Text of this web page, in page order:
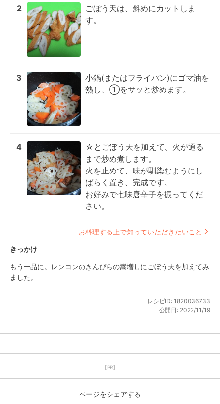
2
ごぼう天は、斜めにカットしま
す。
3
小鍋(またはフライパン)にゴマ油を
熱し、①をサッと炒めます。
4
☆とごぼう天を加えて、火が通る
まで炒め煮します。
火を止めて、味が馴染むようにし
ばらく置き、完成です。
お好みで七味唐辛子を振ってくだ
さい。
お料理する上で知っていただきたいこと
きっかけ
もう一品に。レンコンのきんぴらの嵩増しにごぼう天を加えてみ
ました。
レシピID: 1820036733
公開日: 2022/11/19
【PR】
ページをシェアする